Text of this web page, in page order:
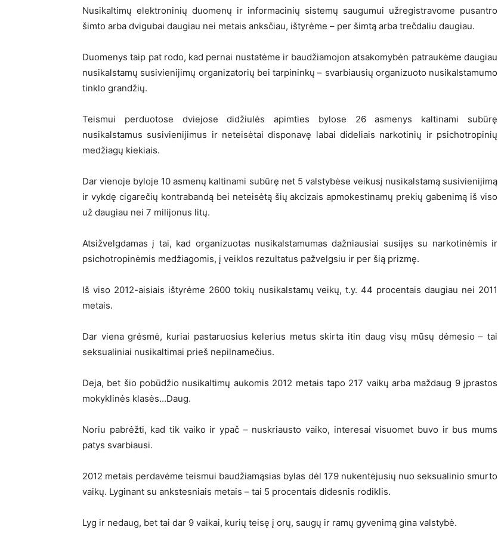
Nusikaltimų elektroninių duomenų ir informacinių sistemų saugumui užregistravome pusantro
šimto arba dvigubai daugiau nei metais anksčiau, ištyrėme – per šimtą arba trečdaliu daugiau.
Duomenys taip pat rodo, kad pernai nustatėme ir baudžiamojon atsakomybėn patraukėme daugiau
nusikalstamų susivienijimų organizatorių bei tarpininkų – svarbiausių organizuoto nusikalstamumo
tinklo grandžių.
Teismui perduotose dviejose didžiulės apimties bylose 26 asmenys kaltinami subūrę
nusikalstamus susivienijimus ir neteisėtai disponavę labai dideliais narkotinių ir psichotropinių
medžiagų kiekiais.
Dar vienoje byloje 10 asmenų kaltinami subūrę net 5 valstybėse veikusį nusikalstamą susivienijimą
ir vykdę cigarečių kontrabandą bei neteisėtą šių akcizais apmokestinamų prekių gabenimą iš viso
už daugiau nei 7 milijonus litų.
Atsižvelgdamas į tai, kad organizuotas nusikalstamumas dažniausiai susijęs su narkotinėmis ir
psichotropinėmis medžiagomis, į veiklos rezultatus pažvelgsiu ir per šią prizmę.
Iš viso 2012-aisiais ištyrėme 2600 tokių nusikalstamų veikų, t.y. 44 procentais daugiau nei 2011
metais.
Dar viena grėsmė, kuriai pastaruosius kelerius metus skirta itin daug visų mūsų dėmesio – tai
seksualiniai nusikaltimai prieš nepilnamečius.
Deja, bet šio pobūdžio nusikaltimų aukomis 2012 metais tapo 217 vaikų arba maždaug 9 įprastos
mokyklinės klasės…Daug.
Noriu pabrėžti, kad tik vaiko ir ypač – nuskriausto vaiko, interesai visuomet buvo ir bus mums
patys svarbiausi.
2012 metais perdavėme teismui baudžiamąsias bylas dėl 179 nukentėjusių nuo seksualinio smurto
vaikų. Lyginant su ankstesniais metais – tai 5 procentais didesnis rodiklis.
Lyg ir nedaug, bet tai dar 9 vaikai, kurių teisę į orų, saugų ir ramų gyvenimą gina valstybė.